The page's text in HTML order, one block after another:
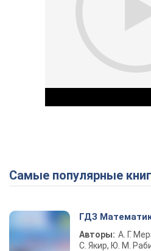
Самые популярные
ГДЗ
Авторы: А. Г.
С. Якир, Ю. М.